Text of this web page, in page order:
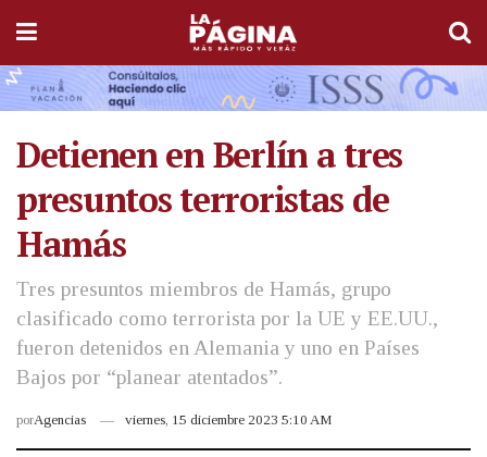
Detienen en Berlín a tres
presuntos terroristas de
Hamás
Tres presuntos miembros de Hamás, grupo
clasificado como terrorista por la UE y EE.UU.,
fueron detenidos en Alemania y uno en Países
Bajos por “planear atentados”.
porAgencias viernes, 15 diciembre 2023 5:10 AM